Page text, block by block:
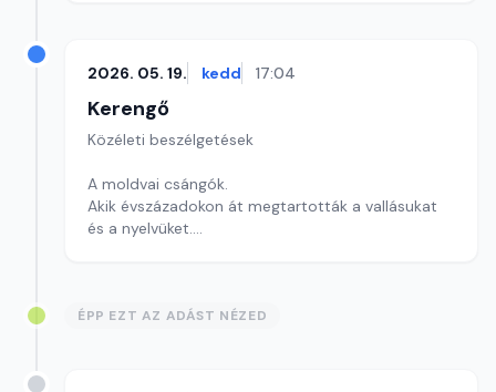
2026. 05. 19. kedd 17:04
Kerengő
Közéleti beszélgetések
A moldvai csángók.
Akik évszázadokon át megtartották a vallásukat
és a nyelvüket.
ÉPP EZT AZ ADÁST NÉZED